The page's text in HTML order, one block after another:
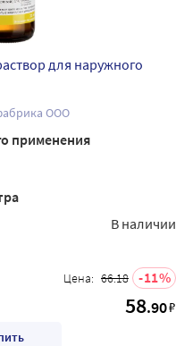
для наружного
ООО
применения
В наличии
Цена: 66.18 11
58.90₽